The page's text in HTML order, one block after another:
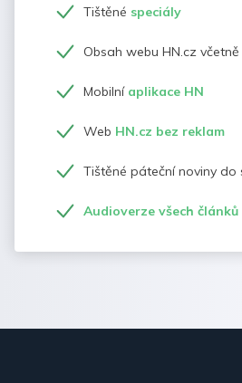
Tištěné speciály
Obsah webu HN.cz
Mobilní aplikace HN
Web HN.cz bez reklam
Tištěné páteční noviny do
Audioverze všech článků